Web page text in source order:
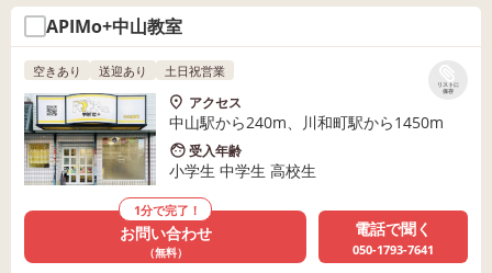
APIMo+中山教室
リストに
保存
空きあり 送迎あり 土日祝営業
アクセス
中山駅から240m、川和町駅から1450m
受入年齢
小学生 中学生 高校生
1分で完了！
お問い合わせ
（無料）
電話で聞く
050-1793-7641